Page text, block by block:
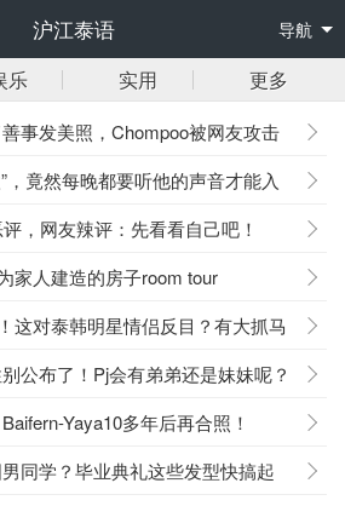
沪江泰语 导航
乐 实用 更多
事发美照，Chompoo被网友攻击
，竟然每晚都要听他的声音才能入
，网友辣评：先看看自己吧！
家人建造的房子room tour
这对泰韩明星情侣反目？有大抓马
公布了！Pj会有弟弟还是妹妹呢？
Yaya10多年后再合照！
同学？毕业典礼这些发型快搞起